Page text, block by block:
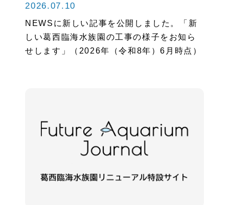
2026.07.10
NEWSに新しい記事を公開しました。「新
しい葛西臨海水族園の工事の様子をお知ら
せします」（2026年（令和8年）6月時点）